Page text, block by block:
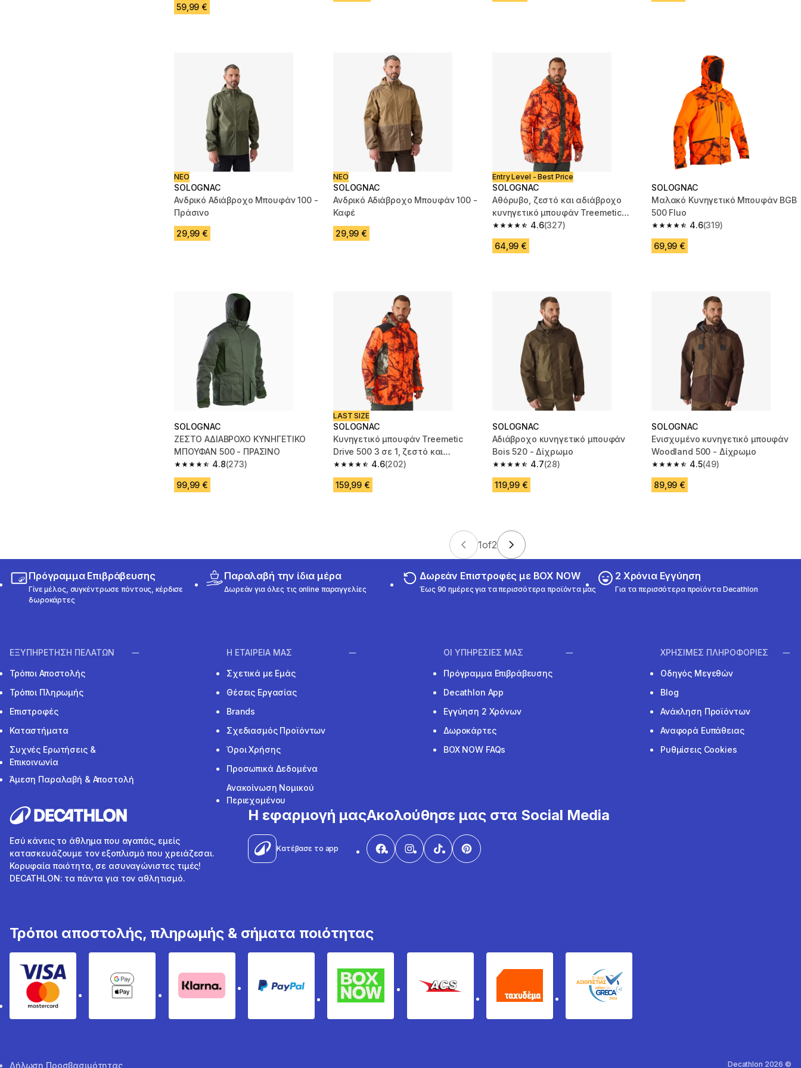
59,99 €
ΝΕΟ
SOLOGNAC
Ανδρικό Αδιάβροχο Μπουφάν 100 -
Πράσινο
29,99 €
ΝΕΟ
SOLOGNAC
Ανδρικό Αδιάβροχο Μπουφάν 100 -
Καφέ
29,99 €
Entry Level - Best Price
SOLOGNAC
Αθόρυβο, ζεστό και αδιάβροχο
κυνηγετικό μπουφάν Treemetic
Hide 100 - Neon
4.6
4.6 out of 5 stars from 327 reviews
(327)
64,99 €
SOLOGNAC
Μαλακό Κυνηγετικό Μπουφάν BGB
500 Fluo
4.6
4.6 out of 5 stars from 319 reviews
(319)
69,99 €
SOLOGNAC
ΖΕΣΤΟ ΑΔΙΑΒΡΟΧΟ ΚΥΝΗΓΕΤΙΚΟ
ΜΠΟΥΦΑΝ 500 - ΠΡΑΣΙΝΟ
4.8
4.8 out of 5 stars from 273 reviews
(273)
99,99 €
LAST SIZE
SOLOGNAC
Κυνηγετικό μπουφάν Treemetic
Drive 500 3 σε 1, ζεστό και
αδιάβροχο - Neon
4.6
4.6 out of 5 stars from 202 reviews
(202)
159,99 €
SOLOGNAC
Αδιάβροχο κυνηγετικό μπουφάν
Bois 520 - Δίχρωμο
4.7
4.7 out of 5 stars from 28 reviews
(28)
119,99 €
SOLOGNAC
Ενισχυμένο κυνηγετικό μπουφάν
Woodland 500 - Δίχρωμο
4.5
4.5 out of 5 stars from 49 reviews
(49)
89,99 €
1of2
Πρόγραμμα Επιβράβευσης
Γίνε μέλος, συγκέντρωσε πόντους, κέρδισε
δωροκάρτες
Παραλαβή την ίδια μέρα
Δωρεάν για όλες τις online παραγγελίες
Δωρεάν Επιστροφές με BOX NOW
Έως 90 ημέρες για τα περισσότερα προϊόντα μας
2 Χρόνια Εγγύηση
Για τα περισσότερα προϊόντα Decathlon
ΕΞΥΠΗΡΕΤΗΣΗ ΠΕΛΑΤΩΝ
Τρόποι Αποστολής
Τρόποι Πληρωμής
Επιστροφές
Καταστήματα
Συχνές Ερωτήσεις &
Επικοινωνία
Άμεση Παραλαβή & Αποστολή
Η ΕΤΑΙΡΕΙΑ ΜΑΣ
Σχετικά με Εμάς
Θέσεις Εργασίας
Brands
Σχεδιασμός Προϊόντων
Όροι Χρήσης
Προσωπικά Δεδομένα
Ανακοίνωση Νομικού
Περιεχομένου
ΟΙ ΥΠΗΡΕΣΙΕΣ ΜΑΣ
Πρόγραμμα Επιβράβευσης
Decathlon App
Εγγύηση 2 Χρόνων
Δωροκάρτες
BOX NOW FAQs
ΧΡΗΣΙΜΕΣ ΠΛΗΡΟΦΟΡΙΕΣ
Οδηγός Μεγεθών
Blog
Ανάκληση Προϊόντων
Αναφορά Ευπάθειας
Ρυθμίσεις Cookies
Εσύ κάνεις το άθλημα που αγαπάς, εμείς
κατασκευάζουμε τον εξοπλισμό που χρειάζεσαι.
Κορυφαία ποιότητα, σε ασυναγώνιστες τιμές!
DECATHLON: τα πάντα για τον αθλητισμό.
Η εφαρμογή μας
Κατέβασε το app
Ακολούθησε μας στα Social Media
Τρόποι αποστολής, πληρωμής & σήματα ποιότητας
Visa & MastercardGoogle Pay & Apple Pay
Klarna PayPal Box Now ACS Ταχυδέμα GRECA Trustmark
Δήλωση Προσβασιμότητας Decathlon 2026 ©